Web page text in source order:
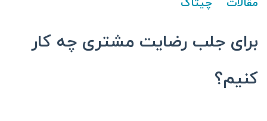
مقالات
چیتاک
برای جلب رضایت مشتری چه کار
کنیم؟